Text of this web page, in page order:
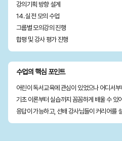
강의기획 방향 설계
14. 실전 모의 수업
그룹별 모의강의 진행
합평 및 강사 평가 진행
수업의 핵심 포인트
어린이 독서교육에 관심이 있었으나 어디서
기초 이론부터 실습까지 꼼꼼하게 배울 수 있
응답이 가능하고, 선배 강사님들이 커리어를